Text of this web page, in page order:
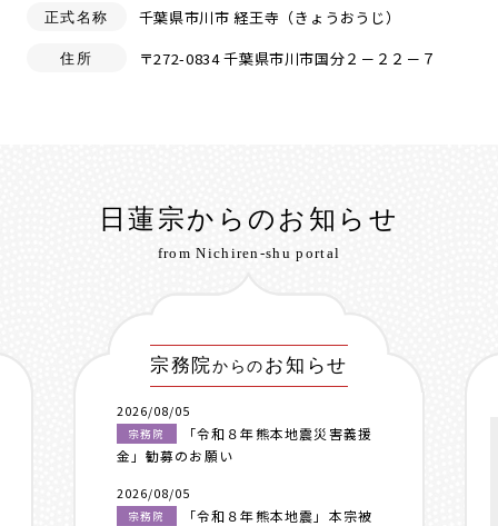
正式名称 千葉県市川市 経王寺（きょうおうじ）
住所 〒272-0834 千葉県市川市国分２－２２－７
日蓮宗からのお知らせ
from Nichiren-shu portal
宗務院からのお知らせ
2026/08/05
宗務院
「令和８年熊本地震災害義援
金」勧募のお願い
2026/08/05
宗務院
「令和８年熊本地震」本宗被